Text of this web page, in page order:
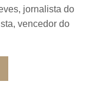
jornalista do
vencedor do